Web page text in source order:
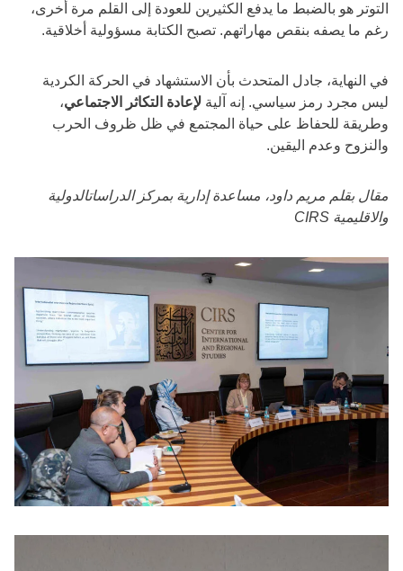
التوتر هو بالضبط ما يدفع الكثيرين للعودة إلى القلم مرة أخرى،
رغم ما يصفه بنقص مهاراتهم. تصبح الكتابة مسؤولية أخلاقية.
في النهاية، جادل المتحدث بأن الاستشهاد في الحركة الكردية
ليس مجرد رمز سياسي. إنه آلية لإعادة التكاثر الاجتماعي،
وطريقة للحفاظ على حياة المجتمع في ظل ظروف الحرب
والنزوح وعدم اليقين.
مقال بقلم مريم داود، مساعدة إدارية بمركز الدراساتالدولية
والاقليمية CIRS